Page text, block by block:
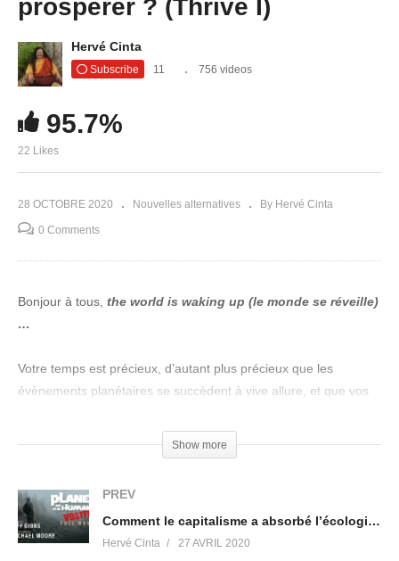
vraie, celle qui n’existe pas du tout…
prospérer ? (Thrive I)
Hervé Cinta
Subscribe 11 756 videos
95.7%
22 Likes
28 OCTOBRE 2020 Nouvelles alternatives By Hervé Cinta
0 Comments
Bonjour à tous, the world is waking up (le monde se réveille)
…
Votre temps est précieux, d’autant plus précieux que les
évènements planétaires se succèdent à vive allure, et que vos
de temps à la connaissance et la compréhension détaillée du
complot contre l’humanité… Pour faire un point rapide sur l’état
évolution et celle de la terre), je vous propose de visionner ce
film assez étonnant, mais surtout extrêmement complet sur la
compréhension de la cabale planétaire et LES SOLUTIONS
Show more
PREV
Comment le capitalisme a absorbé l’écologie (Jeff Gibbs, Michael Moore)
Hervé Cinta 27 AVRIL 2020